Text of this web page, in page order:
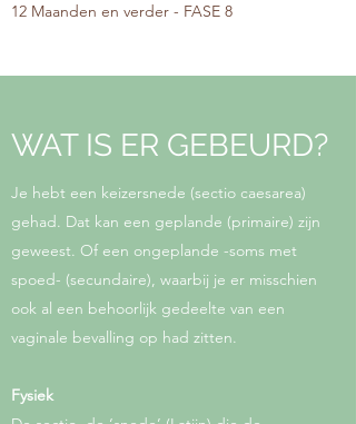
12 Maanden en verder - FASE 8
WAT IS ER GEBEURD?
Je hebt een keizersnede (sectio caesarea)
gehad. Dat kan een geplande (primaire) zijn
geweest. Of een ongeplande -soms met
spoed- (secundaire), waarbij je er misschien
ook al een behoorlijk gedeelte van een
vaginale bevalling op had zitten.
Fysiek